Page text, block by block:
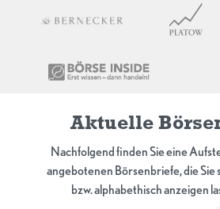
Aktuelle
Nachfolgend finden Sie eine
angebotenen Börsenbriefe, die Sie
bzw. alphabethisch anzeigen